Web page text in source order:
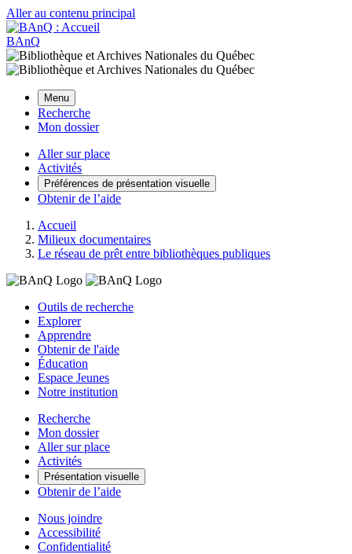
Aller au contenu principal
BAnQ
Menu
Recherche
Mon dossier
Aller sur place
Activités
Préférences de présentation visuelle
Obtenir de l’aide
Accueil
Milieux documentaires
Le réseau de prêt entre bibliothèques publiques
Outils de recherche
Explorer
Apprendre
Obtenir de l'aide
Éducation
Espace Jeunes
Notre institution
Recherche
Mon dossier
Aller sur place
Activités
Présentation visuelle
Obtenir de l’aide
Nous joindre
Accessibilité
Confidentialité